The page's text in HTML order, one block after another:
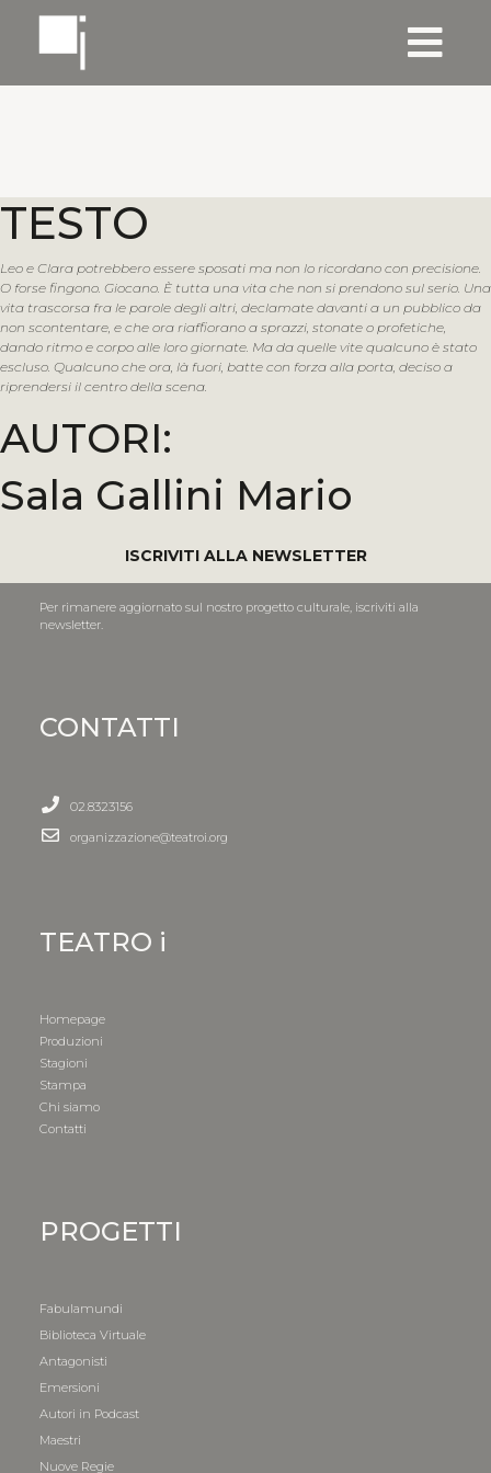
TESTO
Leo e Clara potrebbero essere sposati ma non lo ricordano con precisione.
O forse fingono. Giocano. È tutta una vita che non si prendono sul serio. Una
vita trascorsa fra le parole degli altri, declamate davanti a un pubblico da
non scontentare, e che ora riaffiorano a sprazzi, stonate o profetiche,
dando ritmo e corpo alle loro giornate. Ma da quelle vite qualcuno è stato
escluso. Qualcuno che ora, là fuori, batte con forza alla porta, deciso a
riprendersi il centro della scena.
AUTORI:
Sala Gallini Mario
ISCRIVITI ALLA NEWSLETTER
Per rimanere aggiornato sul nostro progetto culturale, iscriviti alla
newsletter.
CONTATTI
02.8323156
organizzazione@teatroi.org
TEATRO i
Homepage
Produzioni
Stagioni
Stampa
Chi siamo
Contatti
PROGETTI
Fabulamundi
Biblioteca Virtuale
Antagonisti
Emersioni
Autori in Podcast
Maestri
Nuove Regie